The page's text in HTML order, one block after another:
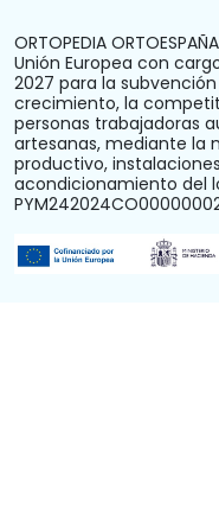
ORTOPEDIA
Unión Europea con
2027 para la
crecimiento, la
personas trabajadoras
artesanas, mediante la
productivo,
acondicionamiento del